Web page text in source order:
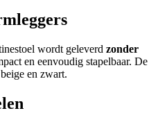
wordt geleverd zonder
en eenvoudig stapelbaar. De
en zwart.